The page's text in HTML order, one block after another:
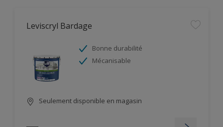
Leviscryl Bardage
Bonne durabilité
Mécanisable
Seulement disponible en magasin